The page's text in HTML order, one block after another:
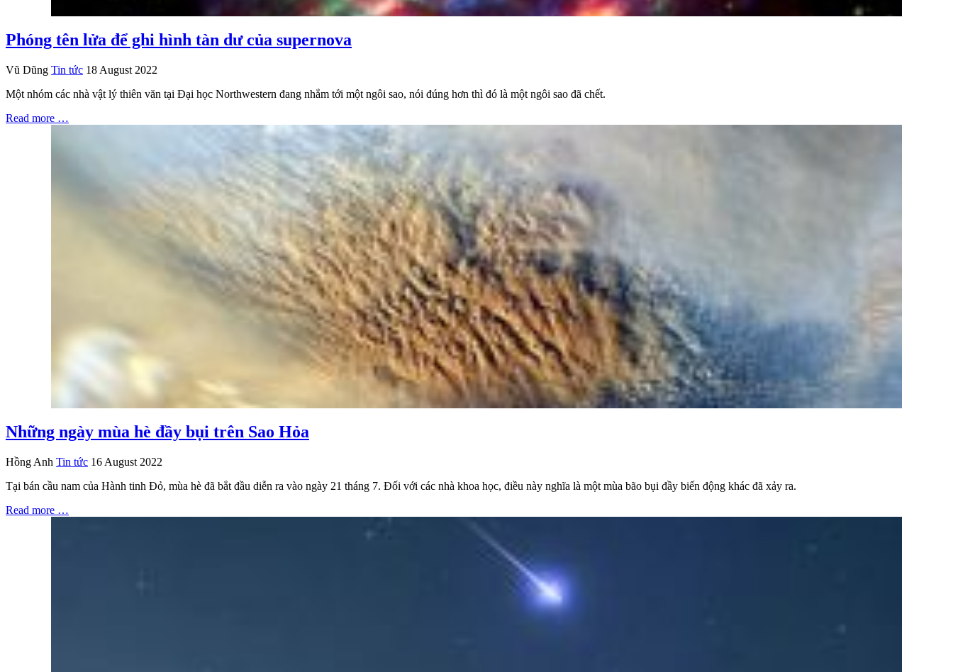
Phóng tên lửa để ghi hình tàn dư của supernova
Vũ Dũng Tin tức 18 August 2022
Một nhóm các nhà vật lý thiên văn tại Đại học Northwestern đang nhắm tới một ngôi sao, nói đúng hơn thì đó là một ngôi sao đã chết.
Read more …
Những ngày mùa hè đầy bụi trên Sao Hỏa
Hồng Anh Tin tức 16 August 2022
Tại bán cầu nam của Hành tinh Đỏ, mùa hè đã bắt đầu diễn ra vào ngày 21 tháng 7. Đối với các nhà khoa học, điều này nghĩa là một mùa bão bụi đầy biến động khác đã xảy ra.
Read more …